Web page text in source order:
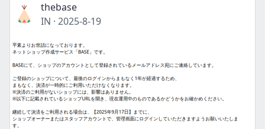
thebase
IN · 2025-8-19